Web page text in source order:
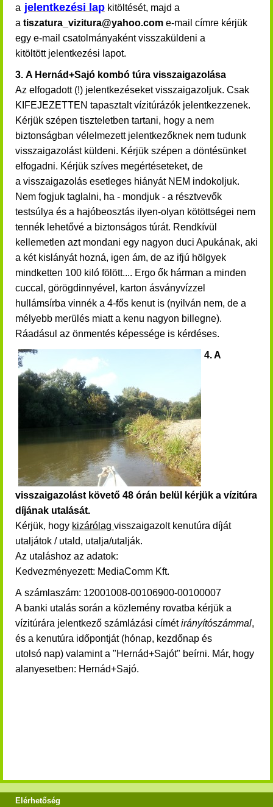
a jelentkezési lap kitöltését, majd a
a tiszatura_vizitura@yahoo.com e-mail címre kérjük
egy e-mail csatolmányaként visszaküldeni a
kitöltött jelentkezési lapot.
3. A Hernád+Sajó kombó túra visszaigazolása
Az elfogadott (!) jelentkezéseket visszaigazoljuk. Csak
KIFEJEZETTEN tapasztalt vízitúrázók jelentkezzenek.
Kérjük szépen tiszteletben tartani, hogy a nem
biztonságban vélelmezett jelentkezőknek nem tudunk
visszaigazolást küldeni. Kérjük szépen a döntésünket
elfogadni. Kérjük szíves megértéseteket, de
a visszaigazolás esetleges hiányát NEM indokoljuk.
Nem fogjuk taglalni, ha - mondjuk - a résztvevők
testsúlya és a hajóbeosztás ilyen-olyan kötöttségei nem
tennék lehetővé a biztonságos túrát. Rendkívül
kellemetlen azt mondani egy nagyon duci Apukának, aki
a két kislányát hozná, igen ám, de az ifjú hölgyek
mindketten 100 kiló fölött.... Ergo ők hárman a minden
cuccal, görögdinnyével, karton ásványvízzel
hullámsírba vinnék a 4-fős kenut is (nyilván nem, de a
mélyebb merülés miatt a kenu nagyon billegne).
Ráadásul az önmentés képessége is kérdéses.
4. A
visszaigazolást követő 48 órán belül kérjük a vízitúra
díjának utalását.
Kérjük, hogy kizárólag visszaigazolt kenutúra díját
utaljátok / utald, utalja/utalják.
Az utaláshoz az adatok:
Kedvezményezett: MediaComm Kft.
A számlaszám: 12001008-00106900-00100007
A banki utalás során a közlemény rovatba kérjük a
vízitúrára jelentkező számlázási címétirányítószámmal,
és a kenutúra időpontját (hónap, kezdőnap és
utolsó nap) valamint a "Hernád+Sajót" beírni. Már, hogy
alanyesetben: Hernád+Sajó.
Elérhetőség